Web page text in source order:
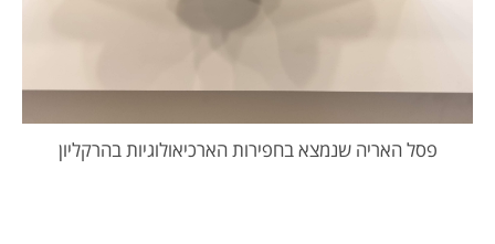
פסל האריה שנמצא בחפירות הארכיאולוגיות בהרקליון